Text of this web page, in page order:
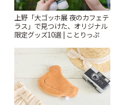
上野「大ゴッホ展 夜のカフェテ
ラス」で見つけた、オリジナル
限定グッズ10選 | ことりっぷ